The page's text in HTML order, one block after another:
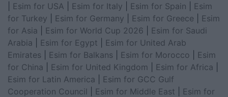
Esim for USA Esim for Italy Esim for Spain
Esim
for Turkey
Esim for Germany Esim for Greece
Esim
for Asia
Esim for World Cup 2026
Esim for Saudi
Arabia
Esim for Egypt
Esim for United Arab
Emirates
Esim for Balkans Esim for Morocco
Esim
for China
Esim for United Kingdom Esim for Africa
Esim for Latin America
Esim for GCC Gulf
Cooperation Council
Esim for Middle East
Esim for